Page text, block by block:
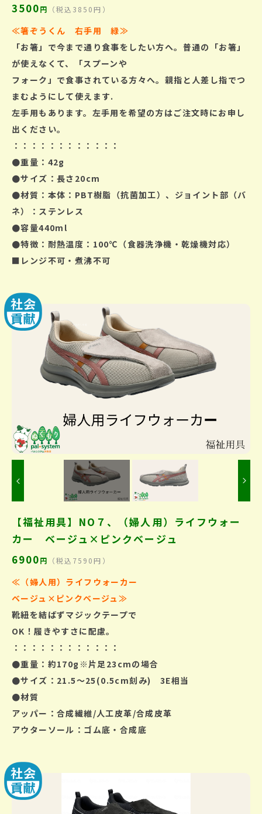
3500円 （税込3850円）
≪箸ぞうくん 右手用 緑≫
「お箸」で今まで通り食事をしたい方へ。普通の「お箸」
が使えなくて、「スプーンや
フォーク」で食事されている方々へ。親指と人差し指でつ
まむようにして使えます.
左手用もあります。左手用を希望の方はご注文時にお申し
出ください。
：：：：：：：：：：：：
●重量：42g
●サイズ：長さ20cm
●材質：本体：PBT樹脂（抗菌加工）、ジョイント部（バ
ネ）：ステンレス
●容量440ml
●特徴：耐熱温度：100℃（食器洗浄機・乾燥機対応）
■レンジ不可・煮沸不可
Previous
【福祉用具】NO７、（婦人用）ライフウォー
カー ベージュ×ピンクベージュ
6900円 （税込7590円）
≪（婦人用）ライフウォーカー
ベージュ×ピンクベージュ ≫
靴紐を結ばずマジックテープで
OK！履きやすさに配慮。
：：：：：：：：：：：：
●重量：約170g※片足23cmの場合
●サイズ：21.5～25(0.5cm刻み) 3E相当
●材質
アッパー：合成繊維/人工皮革/合成皮革
アウターソール：ゴム底・合成底